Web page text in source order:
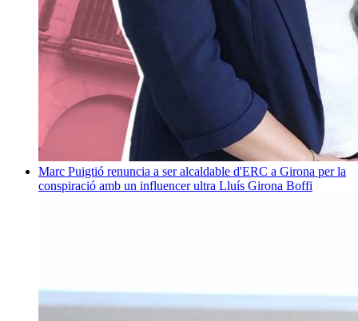
Marc Puigtió renuncia a ser alcaldable d'ERC a Girona per la
conspiració amb un influencer ultra Lluís Girona Boffi